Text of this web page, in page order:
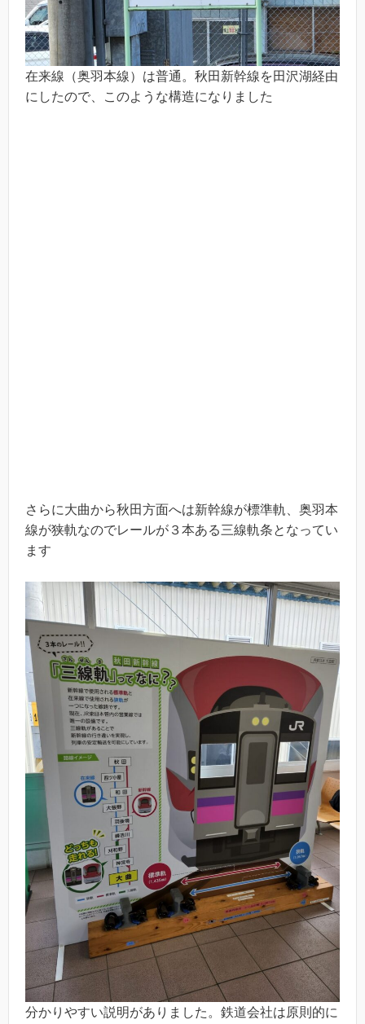
在来線（奥羽本線）は普通。秋田新幹線を田沢湖経由
にしたので、このような構造になりました
さらに大曲から秋田方面へは新幹線が標準軌、奥羽本
線が狭軌なのでレールが３本ある三線軌条となってい
ます
分かりやすい説明がありました。鉄道会社は原則的に